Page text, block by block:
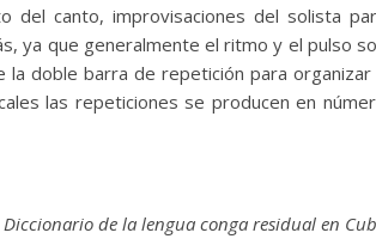
del canto, improvisaciones del solista
ya que generalmente el ritmo y el pulso
doble barra de repetición para organizar
las repeticiones se producen en
Diccionario de la lengua conga residual en